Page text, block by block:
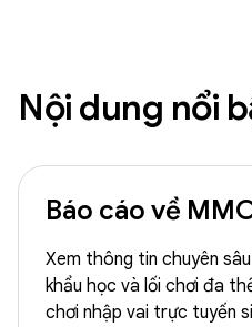
Nội dung nổi
Báo cáo về
Xem thông tin chuyên
khẩu học và lối chơi đa
chơi nhập vai trực tuyến